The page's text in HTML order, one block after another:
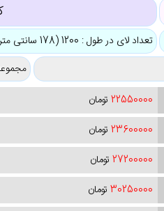
تعداد لای در طول : 1200 (178 سانتی متر)
22550000 تومان
23600000 تومان
27200000 تومان
30250000 تومان